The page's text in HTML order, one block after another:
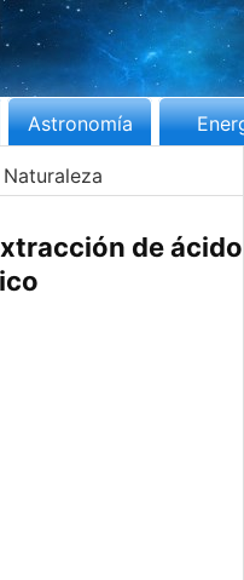
Astronomía
Naturaleza
de ácido